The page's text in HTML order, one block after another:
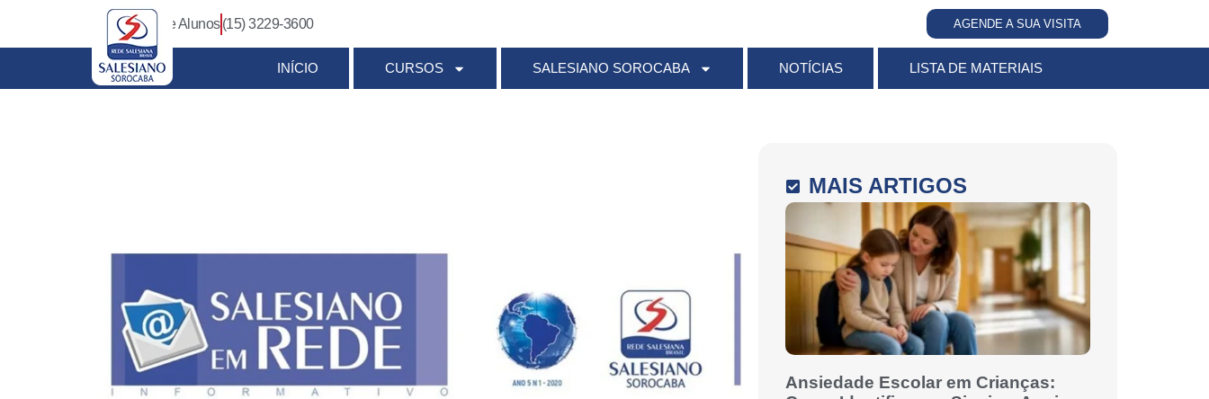
Login Pais e Alunos (15) 3229-3600 AGENDE A SUA VISITA
INÍCIO CURSOS SALESIANO SOROCABA NOTÍCIAS LISTA DE MATERIAIS
MAIS ARTIGOS
Ansiedade Escolar em Crianças: